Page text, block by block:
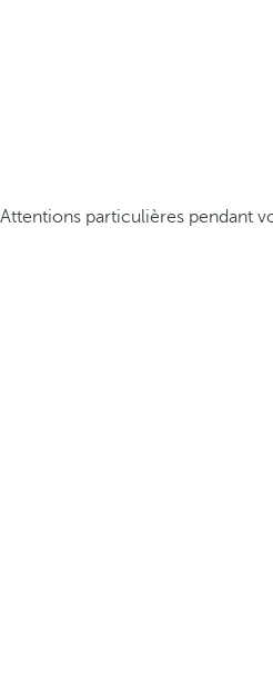
Attentions particulières pendant